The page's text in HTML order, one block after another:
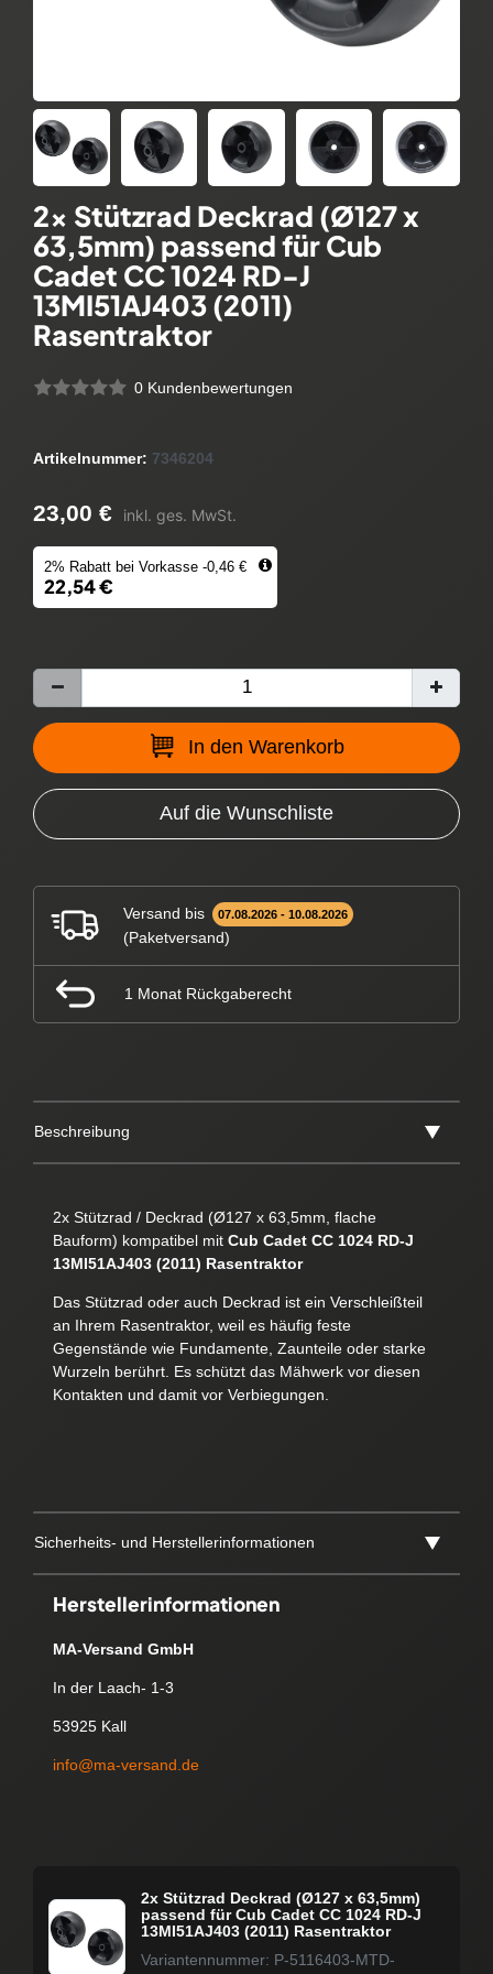
2x Stützrad Deckrad (Ø127 x
63,5mm) passend für Cub
Cadet CC 1024 RD-J
13MI51AJ403 (2011)
Rasentraktor
0 Kundenbewertungen
Artikelnummer: 7346204
23,00 € inkl. ges. MwSt.
2% Rabatt bei Vorkasse -0,46 €
22,54 €
In den Warenkorb
Auf die Wunschliste
Versand bis 07.08.2026 - 10.08.2026
(Paketversand)
1 Monat Rückgaberecht
Beschreibung
2x Stützrad / Deckrad (Ø127 x 63,5mm, flache
Bauform) kompatibel mit Cub Cadet CC 1024 RD-J
13MI51AJ403 (2011) Rasentraktor
Das Stützrad oder auch Deckrad ist ein Verschleißteil
an Ihrem Rasentraktor, weil es häufig feste
Gegenstände wie Fundamente, Zaunteile oder starke
Wurzeln berührt. Es schützt das Mähwerk vor diesen
Kontakten und damit vor Verbiegungen.
Sicherheits- und Herstellerinformationen
Herstellerinformationen
MA-Versand GmbH
In der Laach- 1-3
53925 Kall
info@ma-versand.de
2x Stützrad Deckrad (Ø127 x 63,5mm)
passend für Cub Cadet CC 1024 RD-J
13MI51AJ403 (2011) Rasentraktor
Variantennummer: P-5116403-MTD-